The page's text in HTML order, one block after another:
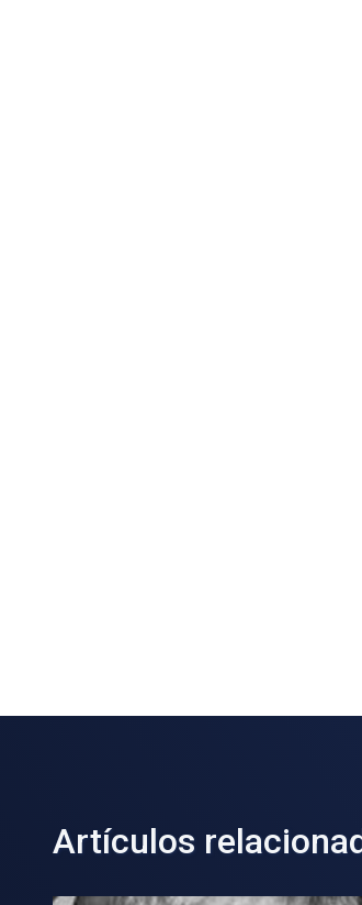
Artículos